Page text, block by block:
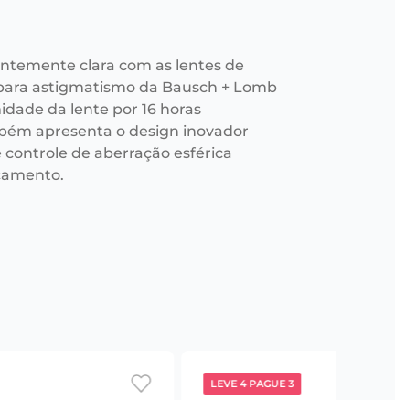
clara com as lentes de
astigmatismo da Bausch + Lomb
da lente por 16 horas
apresenta o design inovador
de aberração esférica
LEVE 4 PAGUE 3